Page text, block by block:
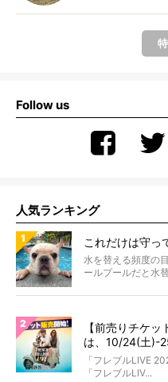
Follow us
人気ランキング
これだけは守っ
水を替える頻度の
ールプールだと水
【前売りチケ
は、10/24(土)-
ンプ・前夜祭・
「フレブルLIVE
「フレブルLIV...